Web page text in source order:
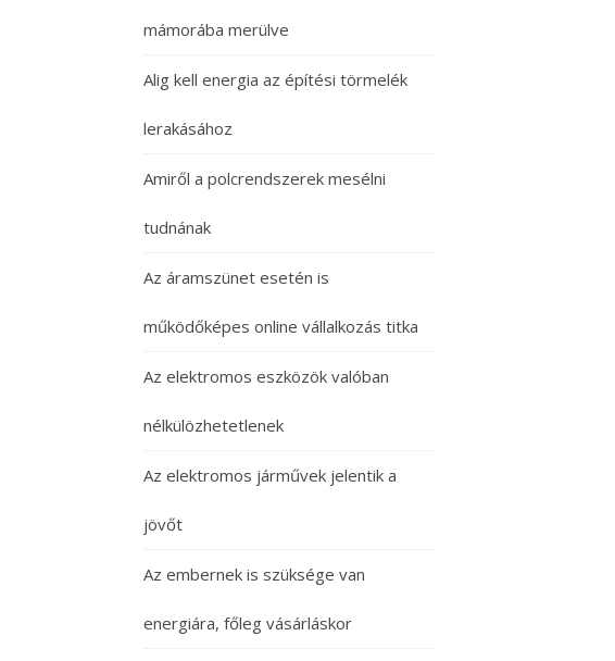
mámorába merülve
Alig kell energia az építési törmelék
lerakásához
Amiről a polcrendszerek mesélni
tudnának
Az áramszünet esetén is
működőképes online vállalkozás titka
Az elektromos eszközök valóban
nélkülözhetetlenek
Az elektromos járművek jelentik a
jövőt
Az embernek is szüksége van
energiára, főleg vásárláskor